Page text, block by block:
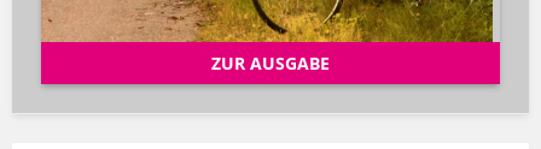
ZUR AUSGABE